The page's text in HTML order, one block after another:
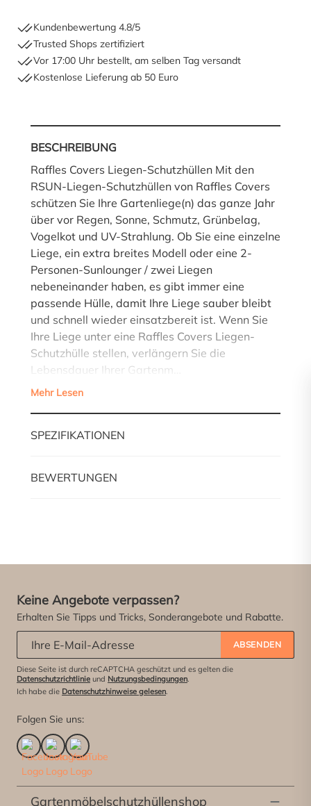
Kundenbewertung 4.8/5
Trusted Shops zertifiziert
Vor 17:00 Uhr bestellt, am selben Tag versandt
Kostenlose Lieferung ab 50 Euro
BESCHREIBUNG
Raffles Covers Liegen-Schutzhüllen Mit den
RSUN-Liegen-Schutzhüllen von Raffles Covers
schützen Sie Ihre Gartenliege(n) das ganze Jahr
über vor Regen, Sonne, Schmutz, Grünbelag,
Vogelkot und UV-Strahlung. Ob Sie eine einzelne
Liege, ein extra breites Modell oder eine 2-
Personen-Sunlounger / zwei Liegen
nebeneinander haben, es gibt immer eine
passende Hülle, damit Ihre Liege sauber bleibt
und schnell wieder einsatzbereit ist. Wenn Sie
Ihre Liege unter eine Raffles Covers Liegen-
Schutzhülle stellen, verlängern Sie die
Lebensdauer Ihrer Gartenm…
Mehr Lesen
SPEZIFIKATIONEN
BEWERTUNGEN
Keine Angebote verpassen?
Erhalten Sie Tipps und Tricks, Sonderangebote und Rabatte.
ABSENDEN
Diese Seite ist durch reCAPTCHA geschützt und es gelten die
Datenschutzrichtlinie und Nutzungsbedingungen.
Ich habe die Datenschutzhinweise gelesen.
Folgen Sie uns:
Gartenmöbelschutzhüllenshop